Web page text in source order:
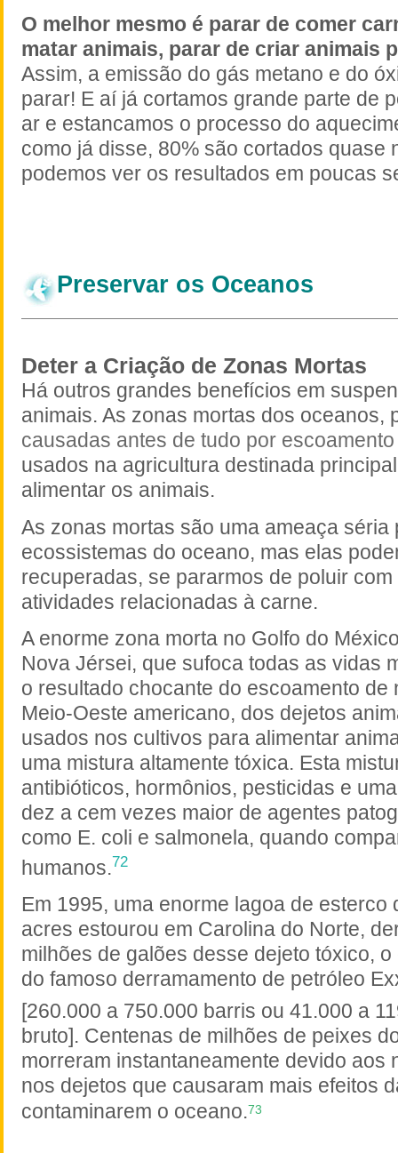
O melhor mesmo é parar de comer
matar animais, parar de criar animais
Assim, a emissão do gás metano e do
parar! E aí já cortamos grande parte de
ar e estancamos o processo do
como já disse, 80% são cortados quase
podemos ver os resultados em poucas
Preservar os Oceanos
Deter a Criação de Zonas Mortas
Há outros grandes benefícios em
animais. As zonas mortas dos oceanos,
causadas antes de tudo por escoamento
usados na agricultura destinada
alimentar os animais.
As zonas mortas são uma ameaça séria
ecossistemas do oceano, mas elas
recuperadas, se pararmos de poluir
atividades relacionadas à carne.
A enorme zona morta no Golfo do
Nova Jérsei, que sufoca todas as vidas
o resultado chocante do escoamento de
Meio-Oeste americano, dos dejetos
usados nos cultivos para alimentar
uma mistura altamente tóxica. Esta
antibióticos, hormônios, pesticidas e
dez a cem vezes maior de agentes
como E. coli e salmonela, quando
humanos.72
Em 1995, uma enorme lagoa de esterco
acres estourou em Carolina do Norte,
milhões de galões desse dejeto tóxico,
do famoso derramamento de petróleo
[260.000 a 750.000 barris ou 41.000 a
bruto]. Centenas de milhões de peixes
morreram instantaneamente devido aos
nos dejetos que causaram mais efeitos
contaminarem o oceano.73